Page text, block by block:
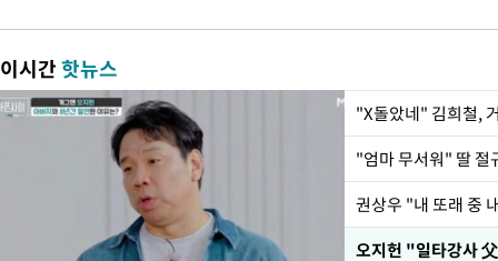
이시간핫뉴스
"X돌았네" 김희철,
권상우 "내 또래 중